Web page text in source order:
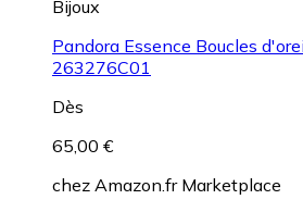
Bijoux
Pandora Essence Boucles
263276C01
Dès
65,00 €
chez Amazon.fr Marketplace